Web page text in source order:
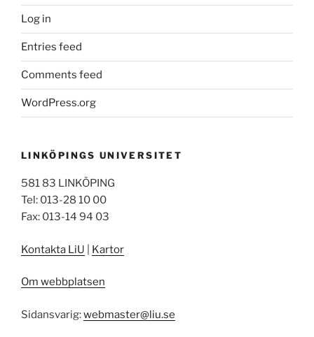
Log in
Entries feed
Comments feed
WordPress.org
LINKÖPINGS UNIVERSITET
581 83 LINKÖPING
Tel: 013-28 10 00
Fax: 013-14 94 03
Kontakta LiU Kartor
Om webbplatsen
Sidansvarig:webmaster@liu.se